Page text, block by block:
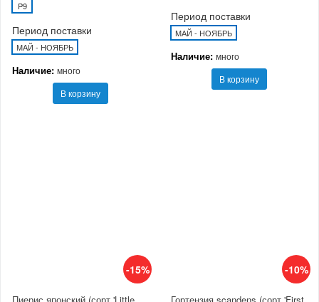
P9
Период поставки
МАЙ - НОЯБРЬ
Наличие: много
В корзину
Период поставки
МАЙ - НОЯБРЬ
Наличие: много
В корзину
-15% -10%